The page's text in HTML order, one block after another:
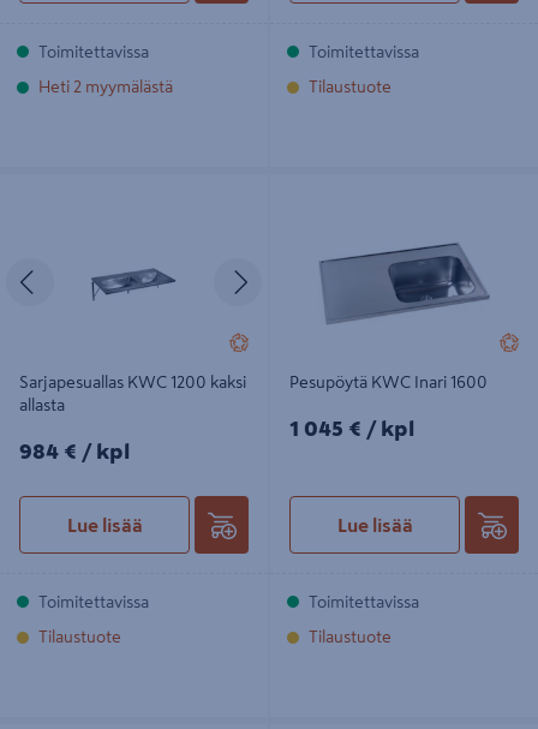
Toimitettavissa
Heti 2 myymälästä
Toimitettavissa
Tilaustuote
Seuraava
Sarjapesuallas KWC 1200 kaksi
allasta
984€/kpl
984 € / kpl
Lue lisää
Toimitettavissa
Tilaustuote
Pesupöytä KWC Inari 1600
1045€/kpl
1 045 € / kpl
Lue lisää
Toimitettavissa
Tilaustuote